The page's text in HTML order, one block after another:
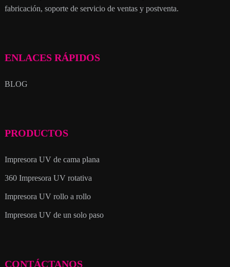
fabricación, soporte de servicio de ventas y postventa.
ENLACES RÁPIDOS
BLOG
PRODUCTOS
Impresora UV de cama plana
360 Impresora UV rotativa
Impresora UV rollo a rollo
Impresora UV de un solo paso
CONTÁCTANOS